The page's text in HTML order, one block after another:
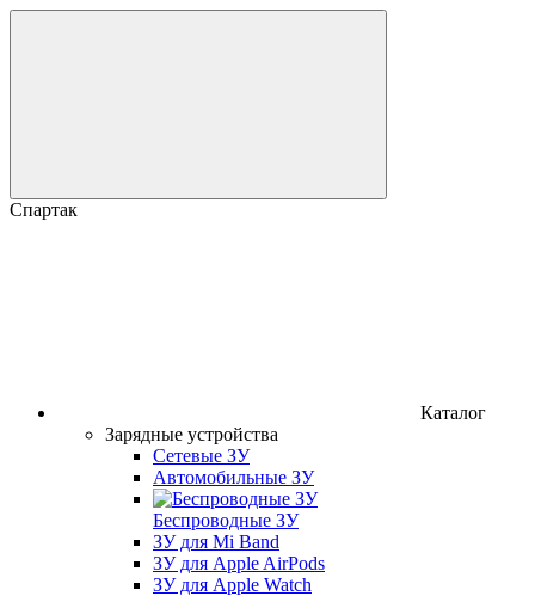
Спартак
Каталог
Зарядные устройства
Сетевые ЗУ
Автомобильные ЗУ
Беспроводные ЗУ
ЗУ для Mi Band
ЗУ для Apple AirPods
ЗУ для Apple Watch